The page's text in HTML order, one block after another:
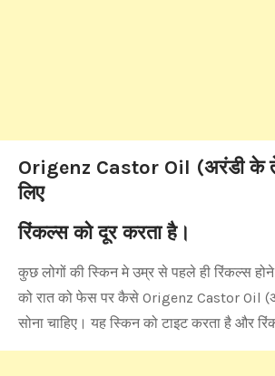
Origenz Castor Oil (अरंडी के
लिए
रिंकल्स को दूर करता है।
कुछ लोगों की स्किन मे उम्र से पहले ही रिंकल्स
को रात को फेस पर कैसे Origenz Castor Oil
सोना चाहिए। यह स्किन को टाइट करता है और